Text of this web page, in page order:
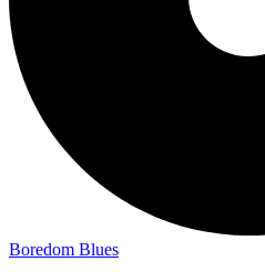
Boredom Blues